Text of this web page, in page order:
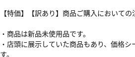
【特価】【訳あり】商品ご購入においての
・商品は新品未使用品です。
・店頭に展示していた商品もあり、価格
す。